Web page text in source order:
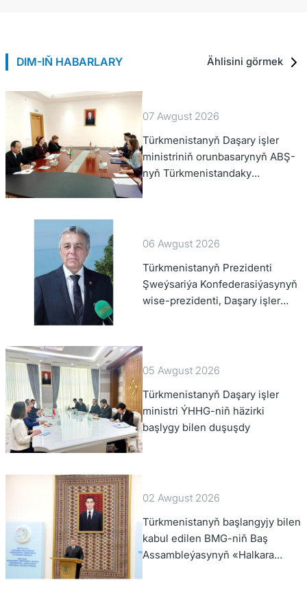
DIM-IŇ HABARLARY Ählisini görmek
07 Awgust 2026
Türkmenistanyň Daşary işler
ministriniň orunbasarynyň ABŞ-
nyň Türkmenistandaky
wagtlaýyn işler ynanylan wekili
06 Awgust 2026
Türkmenistanyň Prezidenti
Şweýsariýa Konfederasiýasynyň
wise-prezidenti, Daşary işler
05 Awgust 2026
Türkmenistanyň Daşary işler
ministri ÝHHG-niň häzirki
başlygy bilen duşuşdy
02 Awgust 2026
Türkmenistanyň başlangyjy bilen
kabul edilen BMG-niň Baş
Assambleýasynyň «Halkara